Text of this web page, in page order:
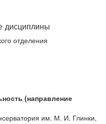
дисциплины
отделения
(направление
им. М. И. Глинки,